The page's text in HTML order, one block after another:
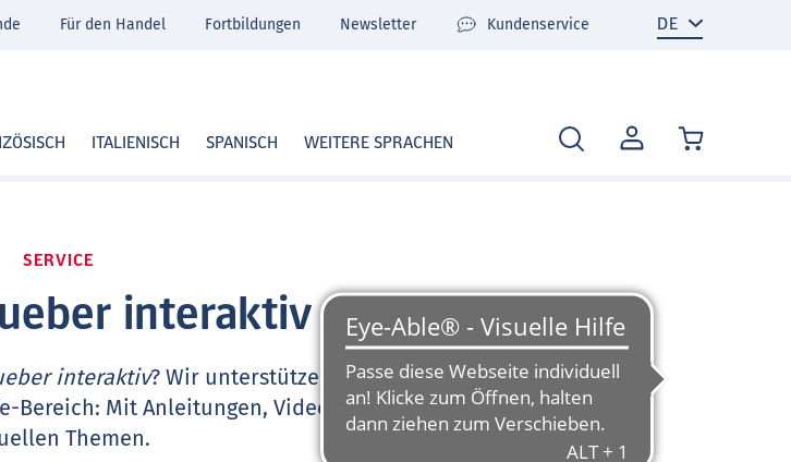
MEIN
KONTO
ITALIENISCH SPANISCH WEITERE SPRACHEN
Für den Handel Fortbildungen Newsletter Kundenservice
SERVICE
interaktiv
interaktiv? Wir unterstützen Sie sehr gerne und
Mit Anleitungen, Video-Tutorials und FAQ zu
Themen.